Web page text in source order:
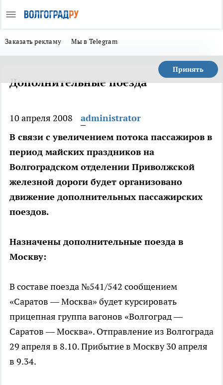
Заказать рекламу Мы в Telegram
Принять
Дополнительные поезда
10 апреля 2008
administrator
В связи с увеличением потока пассажиров в
период майских праздников на
Волгоградском отделении Приволжской
железной дороги будет организовано
движение дополнительных пассажирских
поездов.
Назначены дополнительные поезда в
Москву:
В составе поезда №541/542 сообщением
«Саратов — Москва» будет курсировать
прицепная группа вагонов «Волгоград —
Саратов — Москва». Отправление из Волгограда
29 апреля в 8.10. Прибытие в Москву 30 апреля
в 9.34.